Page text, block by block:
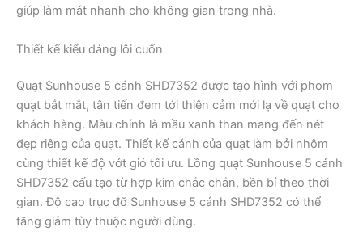
giúp làm mát nhanh cho không gian trong nhà.
Thiết kế kiểu dáng lôi cuốn
Quạt Sunhouse 5 cánh SHD7352 được tạo hình với phom
quạt bắt mắt, tân tiến đem tới thiện cảm mới lạ về quạt cho
khách hàng. Màu chính là mầu xanh than mang đến nét
đẹp riêng của quạt. Thiết kế cánh của quạt làm bởi nhôm
cùng thiết kế độ vớt gió tối ưu. Lồng quạt Sunhouse 5 cánh
SHD7352 cấu tạo từ hợp kim chắc chắn, bền bỉ theo thời
gian. Độ cao trục đỡ Sunhouse 5 cánh SHD7352 có thể
tăng giảm tùy thuộc người dùng.